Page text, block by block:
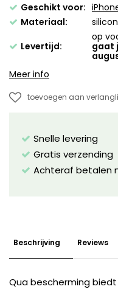
Geschikt voor:
Materiaal:
Levertijd:
op
gaat
Meer info
toevoegen aan
Snelle levering
Gratis verzending
Achteraf betalen
Beschrijving Reviews
Qua bescherming